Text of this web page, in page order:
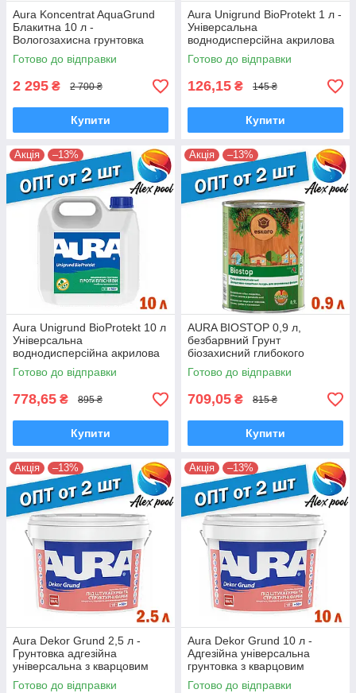
Aura Koncentrat AquaGrund
Блакитна 10 л -
Вологозахисна грунтовка
глибокого проникнення
Готово до відправки
2 295 ₴ 2 700 ₴
Купити
Aura Unigrund BioProtekt 1 л -
Універсальна
воднодисперсійна акрилова
грунтовка з протипліснявими
добавками
Готово до відправки
126,15 ₴ 145 ₴
Купити
Акція –13%
Aura Unigrund BioProtekt 10 л
Універсальна
воднодисперсійна акрилова
грунтовка з протипліснявими
добавками
Готово до відправки
778,65 ₴ 895 ₴
Купити
Акція –13%
AURA BIOSTOP 0,9 л,
безбарвний Грунт
біозахисний глибокого
проникнення (алкідний на
уайт-спірит) для дерева
Готово до відправки
709,05 ₴ 815 ₴
Купити
Акція –13%
Aura Dekor Grund 2,5 л -
Грунтовка адгезійна
універсальна з кварцовим
наповнювачем
Готово до відправки
Акція –13%
Aura Dekor Grund 10 л -
Адгезійна універсальна
грунтовка з кварцовим
наповнювачем
Готово до відправки